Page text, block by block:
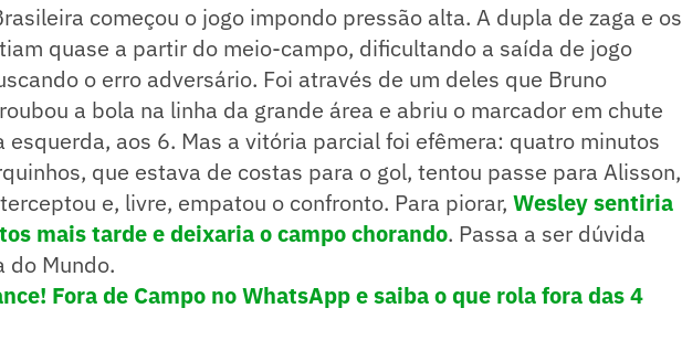
começou o jogo impondo pressão alta. A dupla de zaga e os
quase a partir do meio-campo, dificultando a saída de jogo
o erro adversário. Foi através de um deles que Bruno
a bola na linha da grande área e abriu o marcador em chute
esquerda, aos 6. Mas a vitória parcial foi efêmera: quatro minutos
que estava de costas para o gol, tentou passe para Alisson,
e, livre, empatou o confronto. Para piorar, Wesley sentiria
mais tarde e deixaria o campo chorando. Passa a ser dúvida
do Mundo.
Fora de Campo no WhatsApp e saiba o que rola fora das 4